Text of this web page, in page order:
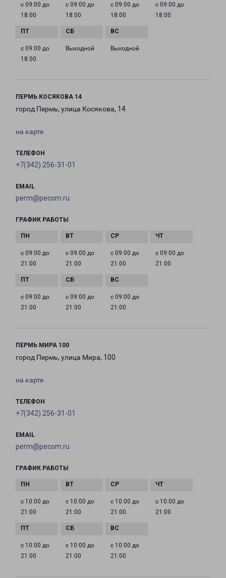
с 09:00 до
18:00
с 09:00 до
18:00
с 09:00 до
18:00
с 09:00 до
18:00
с 09:00 до
18:00
Выходной Выходной
ПЕРМЬ КОСЯКОВА 14
город Пермь, улица Косякова, 14
на карте
ТЕЛЕФОН
+7(342) 256-31-01
EMAIL
perm@pecom.ru
ГРАФИК РАБОТЫ
с 09:00 до
21:00
с 09:00 до
21:00
с 09:00 до
21:00
с 09:00 до
21:00
с 09:00 до
21:00
с 09:00 до
21:00
с 09:00 до
21:00
ПЕРМЬ МИРА 100
город Пермь, улица Мира, 100
на карте
ТЕЛЕФОН
+7(342) 256-31-01
EMAIL
perm@pecom.ru
ГРАФИК РАБОТЫ
с 10:00 до
21:00
с 10:00 до
21:00
с 10:00 до
21:00
с 10:00 до
21:00
с 10:00 до
21:00
с 10:00 до
21:00
с 10:00 до
21:00